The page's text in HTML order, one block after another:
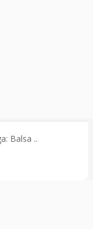
Balsa ..